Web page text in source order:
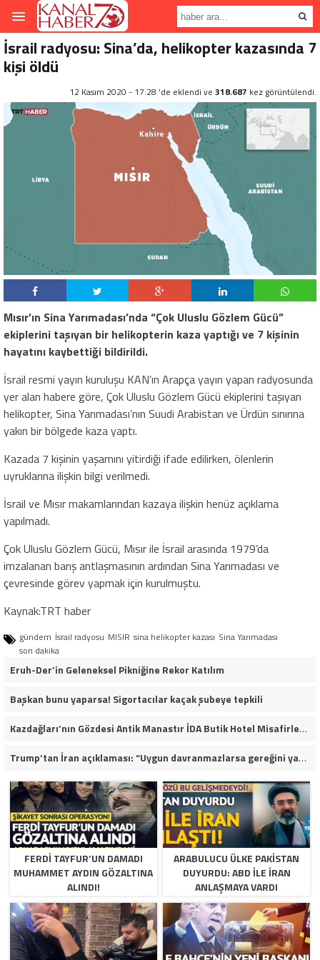
İsrail radyosu: Sina’da, helikopter kazasında 7
kişi öldü
12 Kasım 2020 - 17:28 'de eklendi ve 318.687 kez görüntülendi.
Mısır’ın Sina Yarımadası’nda “Çok Uluslu Gözlem Gücü”
ekiplerini taşıyan bir helikopterin kaza yaptığı ve 7 kişinin
hayatını kaybettiği bildirildi.
İsrail resmi yayın kuruluşu KAN’ın Arapça yayın yapan radyosunda
yer alan habere göre, Çok Uluslu Gözlem Gücü ekiplerini taşıyan
helikopter, Sina Yarımadası’nın Suudi Arabistan ve Ürdün sınırına
yakın bir bölgede kaza yaptı.
Kazada 7 kişinin yaşamını yitirdiği ifade edilirken, ölenlerin
uyruklarına ilişkin bilgi verilmedi.
İsrail ve Mısır makamlarından kazaya ilişkin henüz açıklama
yapılmadı.
Çok Uluslu Gözlem Gücü, Mısır ile İsrail arasında 1979’da
imzalanan barış antlaşmasının ardından Sina Yarımadası ve
çevresinde görev yapmak için kurulmuştu.
Kaynak:TRT haber
gündem İsrail radyosu MISIR sina helikopter kazası Sina Yarımadası
son dakika
Eruh-Der’in Geleneksel Pikniğine Rekor Katılım
Başkan bunu yaparsa! Sigortacılar kaçak şubeye tepkili
Kazdağları’nın Gözdesi Antik Manastır İDA Butik Hotel Misafirlerinden Tam Not Alıyor
Trump’tan İran açıklaması: “Uygun davranmazlarsa gereğini yaparım”
FERDI TAYFUR’UN DAMADI
MUHAMMET AYDIN GÖZALTINA
ALINDI!
ARABULUCU ÜLKE PAKISTAN
DUYURDU: ABD ILE İRAN
ANLAŞMAYA VARDI